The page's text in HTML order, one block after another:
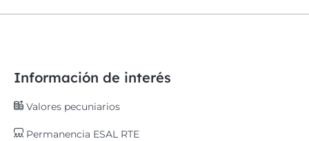
Información de interés
Valores pecuniarios
Permanencia ESAL RTE